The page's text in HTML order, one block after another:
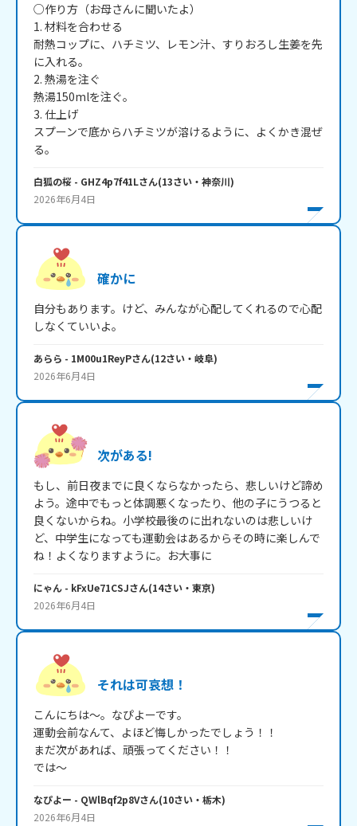
○作り方（お母さんに聞いたよ）
1. 材料を合わせる
耐熱コップに、ハチミツ、レモン汁、すりおろし生姜を先
に入れる。
2. 熱湯を注ぐ
熱湯150mlを注ぐ。
3. 仕上げ
スプーンで底からハチミツが溶けるように、よくかき混ぜ
る。
白狐の桜 - GHZ4p7f41Lさん(13さい・ 神奈川)
2026年6月4日
確かに
自分もあります。けど、みんなが心配してくれるので心配
しなくていいよ。
あらら - 1M00u1ReyPさん(12さい・ 岐阜)
2026年6月4日
次がある!
もし、前日夜までに良くならなかったら、悲しいけど諦め
よう。途中でもっと体調悪くなったり、他の子にうつると
良くないからね。小学校最後のに出れないのは悲しいけ
ど、中学生になっても運動会はあるからその時に楽しんで
ね！よくなりますように。お大事に
にゃん - kFxUe71CSJさん(14さい・ 東京)
2026年6月4日
それは可哀想！
こんにちは～。なぴよーです。
運動会前なんて、よほど悔しかったでしょう！！
まだ次があれば、頑張ってください！！
では～
なぴよー - QWlBqf2p8Vさん(10さい・ 栃木)
2026年6月4日